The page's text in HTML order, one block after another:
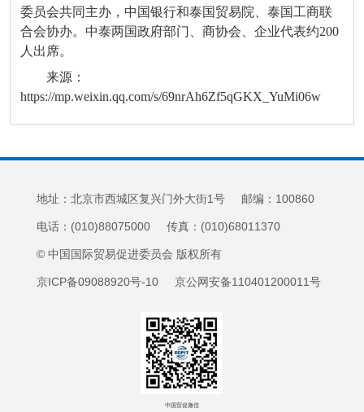
委员会共同主办，中国银行和泰国贸易院、泰国工商联
合会协办。中泰两国政府部门、商协会、企业代表约200
人出席。
来源：
https://mp.weixin.qq.com/s/69nrAh6Zf5qGKX_YuMi06w
地址：北京市西城区复兴门外大街1号 邮编：100860
电话：(010)88075000 传真：(010)68011370
© 中国国际贸易促进委员会 版权所有
京ICP备09088920号-10 京公网安备110401200011号
中国贸促微信